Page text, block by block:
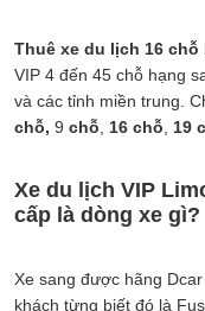
Thuê xe du lịch 16 chỗ
VIP 4 đến 45 chỗ hạng
và các tỉnh miền trung.
chỗ, 9 chỗ 16 chỗ 19
Xe du lịch VIP
cấp là dòng xe gì?
Xe sang được hãng
khách từng biết đó là